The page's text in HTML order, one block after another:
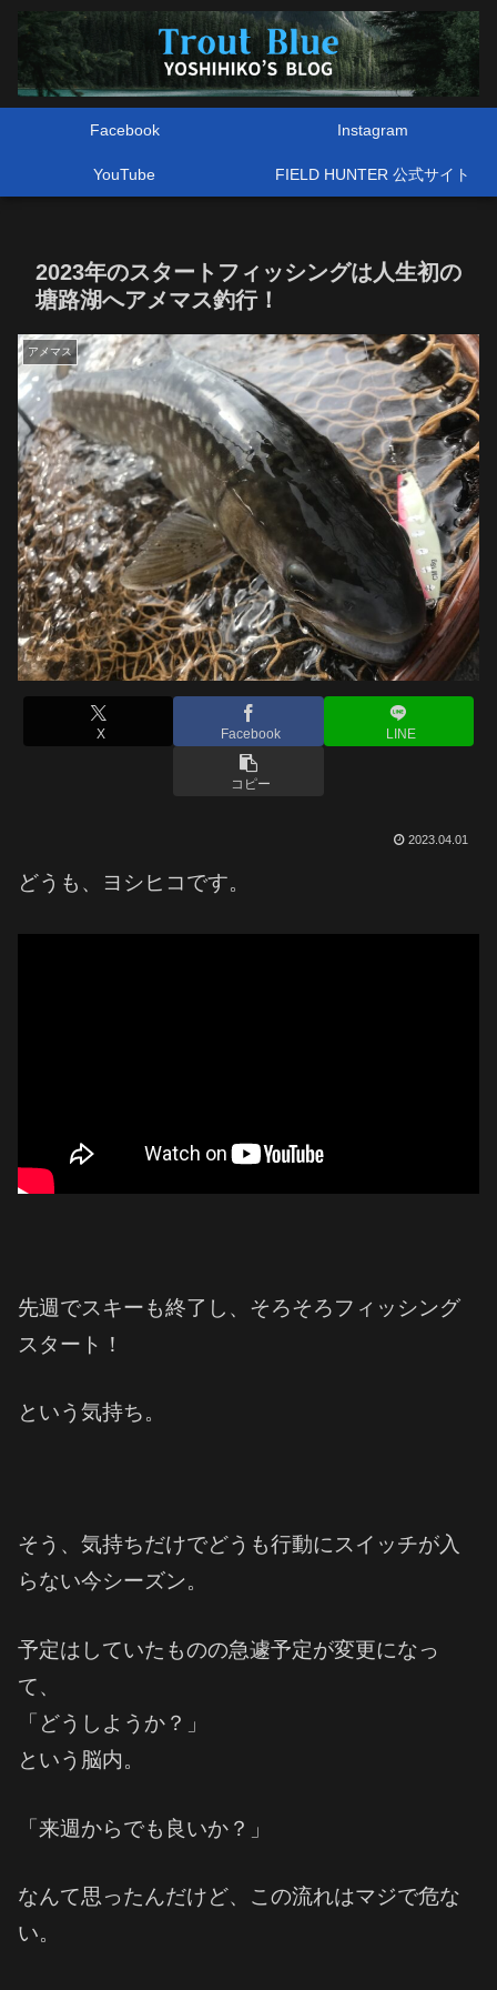
Facebook Instagram
YouTube FIELD HUNTER 公式サイト
2023年のスタートフィッシングは人生初の
塘路湖へアメマス釣行！
アメマス
X Facebook LINE
コピー
2023.04.01
どうも、ヨシヒコです。
先週でスキーも終了し、そろそろフィッシング
スタート！
という気持ち。
そう、気持ちだけでどうも行動にスイッチが入
らない今シーズン。
予定はしていたものの急遽予定が変更になっ
て、
「どうしようか？」
という脳内。
「来週からでも良いか？」
なんて思ったんだけど、この流れはマジで危な
い。